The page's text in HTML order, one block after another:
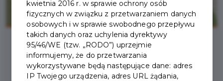
2026-07-07
kwietnia 2016 r. w sprawie ochrony osób
fizycznych w związku z przetwarzaniem danych
osobowych i w sprawie swobodnego przepływu
takich danych oraz uchylenia dyrektywy
95/46/WE (tzw. „RODO”) uprzejmie
informujemy, że do przetwarzania
wykorzystywane będą następujące dane: adres
IP Twojego urządzenia, adres URL żądania,